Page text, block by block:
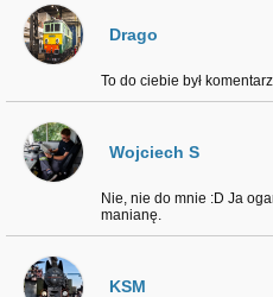
Drago
To do ciebie był
Wojciech S
Nie, nie do mnie :D Ja
manianę.
KSM